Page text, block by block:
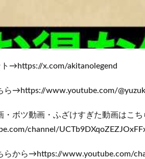
→https://x.com/akitanolegend
ら→https://www.youtube.com/
・ボツ動画・ふざけすぎた動画はこち
channel/
らから→https://www.youtube.com/